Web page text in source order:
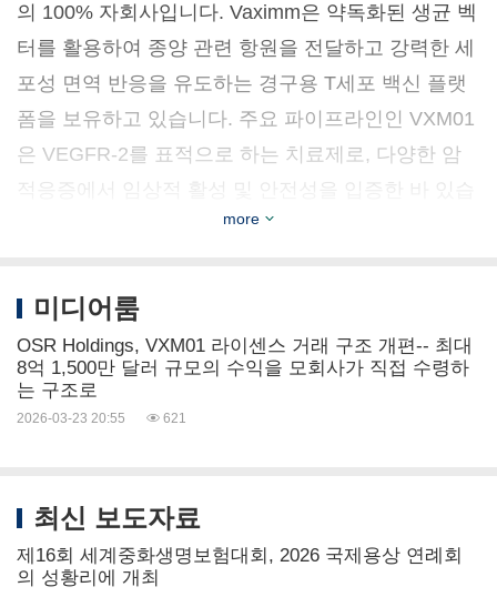
의 100% 자회사입니다. Vaximm은 약독화된 생균 벡
터를 활용하여 종양 관련 항원을 전달하고 강력한 세
포성 면역 반응을 유도하는 경구용 T세포 백신 플랫
폼을 보유하고 있습니다. 주요 파이프라인인 VXM01
은 VEGFR-2를 표적으로 하는 치료제로, 다양한 암
적응증에서 임상적 활성 및 안전성을 입증한 바 있습
www.Vaximm.com
BCM Europe AG는 스위스에 기반을 둔 생명과학 투
미디어 및 투자자 문의
OSR Holdings, Inc.
more
미디어룸
OSR Holdings, VXM01 라이센스 거래 구조 개편-- 최대
8억 1,500만 달러 규모의 수익을 모회사가 직접 수령하
는 구조로
2026-03-23 20:55 621
최신 보도자료
제16회 세계중화생명보험대회, 2026 국제용상 연례회
의 성황리에 개최